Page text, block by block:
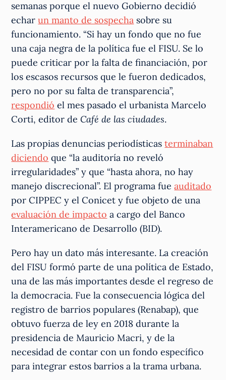
semanas porque el nuevo Gobierno decidió
echarun manto de sospecha sobre su
funcionamiento. “Si hay un fondo que no fue
una caja negra de la política fue el FISU. Se lo
puede criticar por la falta de financiación, por
los escasos recursos que le fueron dedicados,
pero no por su falta de transparencia”,
respondió el mes pasado el urbanista Marcelo
Corti, editor de Café de las ciudades.
Las propias denuncias periodísticasterminaban
diciendo que “la auditoría no reveló
irregularidades” y que “hasta ahora, no hay
manejo discrecional”. El programa fueauditado
por CIPPEC y el Conicet y fue objeto de una
evaluación de impacto a cargo del Banco
Interamericano de Desarrollo (BID).
Pero hay un dato más interesante. La creación
del FISU formó parte de una política de Estado,
una de las más importantes desde el regreso de
la democracia. Fue la consecuencia lógica del
registro de barrios populares (Renabap), que
obtuvo fuerza de ley en 2018 durante la
presidencia de Mauricio Macri, y de la
necesidad de contar con un fondo específico
para integrar estos barrios a la trama urbana.